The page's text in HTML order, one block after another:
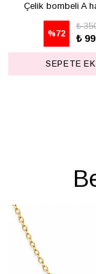
Çelik bombeli A
%72
₺
₺
SEPETE